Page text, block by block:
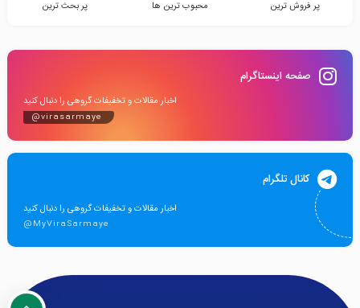
پر فروش ترین محبوب ترین ها پر بحث ترین
صفحه اینستاگرام
اخبار مقالات و تخفیفات گروهی را دنبال کنید
@virasarmaye
کانال تلگرام
اخبار مقالات و تخفیفات گروهی را دنبال کنید
@MyViraSarmaye